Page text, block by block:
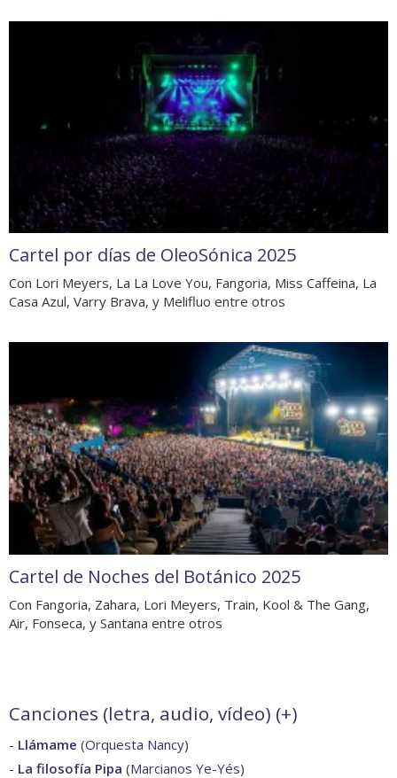
Cartel por días de OleoSónica 2025
Con Lori Meyers, La La Love You, Fangoria, Miss Caffeina, La
Casa Azul, Varry Brava, y Melifluo entre otros
Cartel de Noches del Botánico 2025
Con Fangoria, Zahara, Lori Meyers, Train, Kool & The Gang,
Air, Fonseca, y Santana entre otros
Canciones (letra, audio, vídeo) (+)
- Llámame (Orquesta Nancy)
- La filosofía Pipa (Marcianos Ye-Yés)